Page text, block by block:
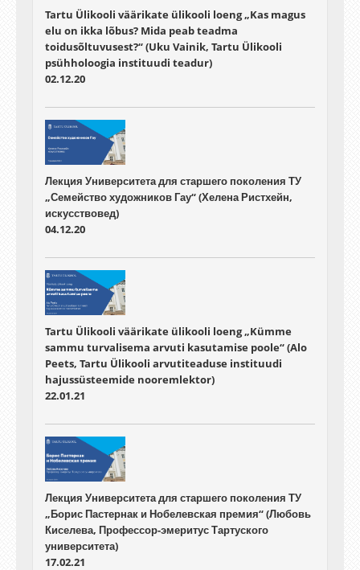
Tartu Ülikooli väärikate ülikooli loeng „Kas magus
elu on ikka lõbus? Mida peab teadma
toidusõltuvusest?“ (Uku Vainik, Tartu Ülikooli
psühholoogia instituudi teadur)
02.12.20
Лекция Университета для старшего поколения ТУ
„Семейство художников Гау“ (Хелена Ристхейн,
искусствовед)
04.12.20
Tartu Ülikooli väärikate ülikooli loeng „Kümme
sammu turvalisema arvuti kasutamise poole“ (Alo
Peets, Tartu Ülikooli arvutiteaduse instituudi
hajussüsteemide nooremlektor)
22.01.21
Лекция Университета для старшего поколения ТУ
„Борис Пастернак и Нобелевская премия“ (Любовь
Киселева, Профессор-эмеритус Тартуского
университета)
17.02.21